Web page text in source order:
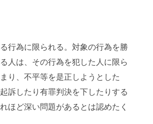
行為に限られる。対象の行為を勝
人は、その行為を犯した人に限ら
り、不平等を是正しようとした
訴したり有罪判決を下したりする
ほど深い問題があるとは認めたく